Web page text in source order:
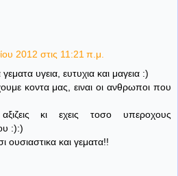
2012 στις 11:21 π.μ.
υγεια, ευτυχια και μαγεια :)
κοντα μας, ειναι οι ανθρωποι που
κι εχεις τοσο υπεροχους
:):)
ουσιαστικα και γεματα!!